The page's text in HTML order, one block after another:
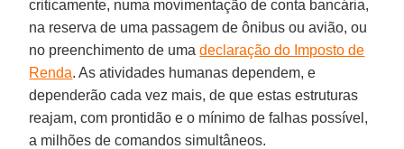
criticamente, numa movimentação de conta bancária,
na reserva de uma passagem de ônibus ou avião, ou
no preenchimento de umadeclaração do Imposto de
Renda. As atividades humanas dependem, e
dependerão cada vez mais, de que estas estruturas
reajam, com prontidão e o mínimo de falhas possível,
a milhões de comandos simultâneos.